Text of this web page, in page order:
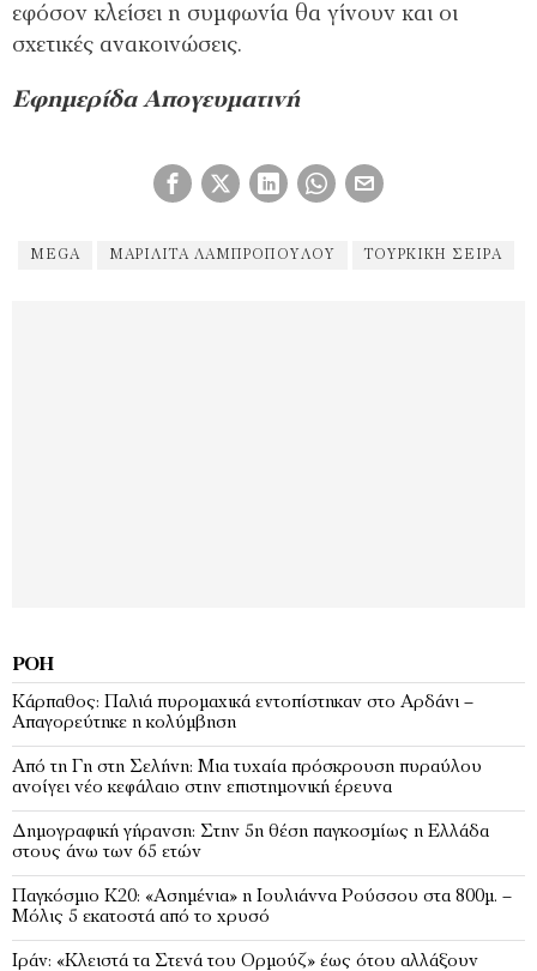
εφόσον κλείσει η συμφωνία θα γίνουν και οι
σχετικές ανακοινώσεις.
Εφημερίδα Απογευματινή
MEGA ΜΑΡΙΛΊΤΑ ΛΑΜΠΡΟΠΟΎΛΟΥ ΤΟΥΡΚΙΚΉ ΣΕΙΡΆ
ΡΟΉ
Κάρπαθος: Παλιά πυρομαχικά εντοπίστηκαν στο Αρδάνι –
Απαγορεύτηκε η κολύμβηση
Από τη Γη στη Σελήνη: Μια τυχαία πρόσκρουση πυραύλου
ανοίγει νέο κεφάλαιο στην επιστημονική έρευνα
Δημογραφική γήρανση: Στην 5η θέση παγκοσμίως η Ελλάδα
στους άνω των 65 ετών
Παγκόσμιο Κ20: «Ασημένια» η Ιουλιάννα Ρούσσου στα 800μ. –
Μόλις 5 εκατοστά από το χρυσό
Ιράν: «Κλειστά τα Στενά του Ορμούζ» έως ότου αλλάξουν